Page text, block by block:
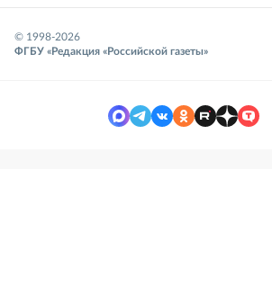
© 1998-2026
ФГБУ «Редакция «Российской газеты»